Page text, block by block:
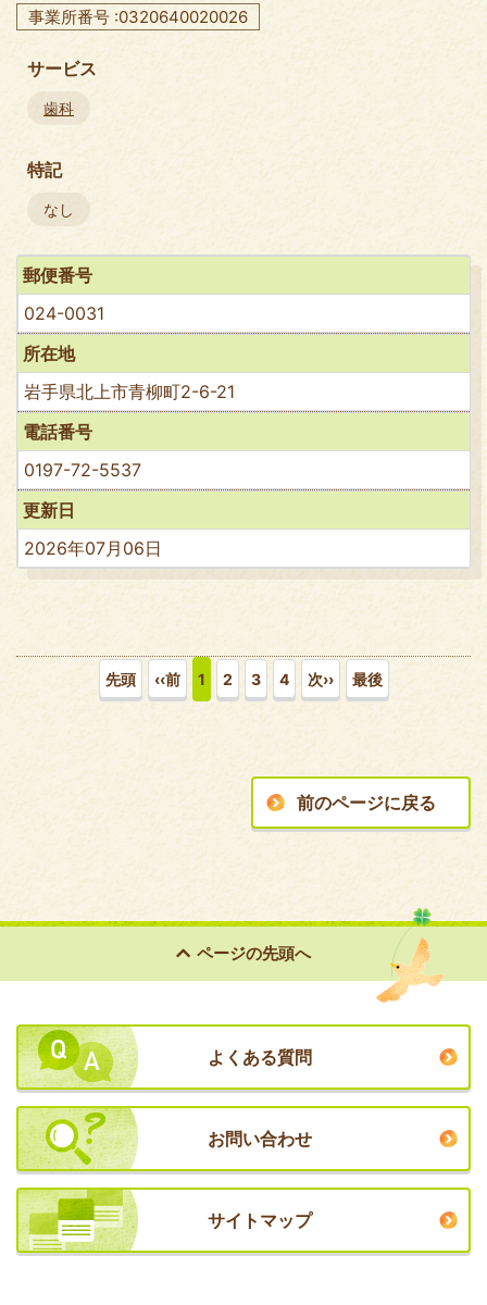
事業所番号 :0320640020026
サービス
歯科
特記
なし
郵便番号
024-0031
所在地
岩手県北上市青柳町2-6-21
電話番号
0197-72-5537
更新日
2026年07月06日
先頭 ‹‹前 1 2 3 4 次›› 最後
前のページに戻る
ページの先頭へ
よくある質問
お問い合わせ
サイトマップ